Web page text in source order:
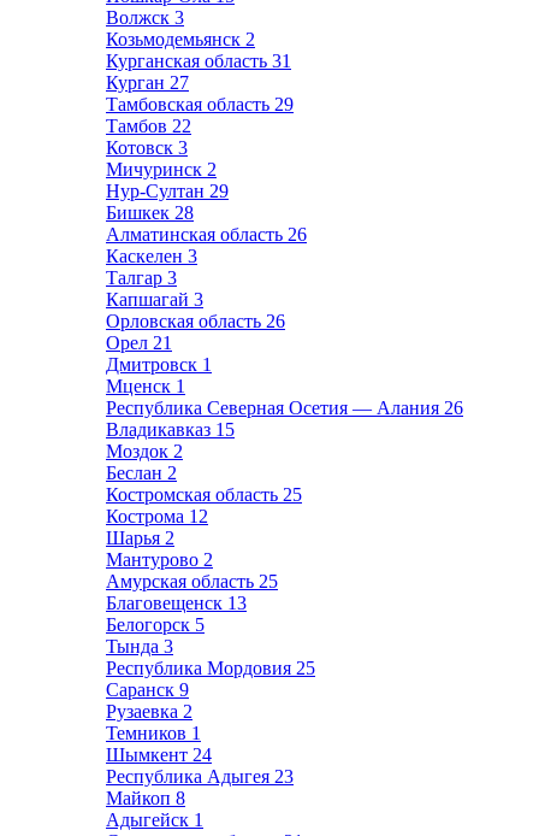
Волжск 3
Козьмодемьянск 2
Курганская область 31
Курган 27
Тамбовская область 29
Тамбов 22
Котовск 3
Мичуринск 2
Нур-Султан 29
Бишкек 28
Алматинская область 26
Каскелен 3
Талгар 3
Капшагай 3
Орловская область 26
Орел 21
Дмитровск 1
Мценск 1
Республика Северная Осетия — Алания 26
Владикавказ 15
Моздок 2
Беслан 2
Костромская область 25
Кострома 12
Шарья 2
Мантурово 2
Амурская область 25
Благовещенск 13
Белогорск 5
Тында 3
Республика Мордовия 25
Саранск 9
Рузаевка 2
Темников 1
Шымкент 24
Республика Адыгея 23
Майкоп 8
Адыгейск 1